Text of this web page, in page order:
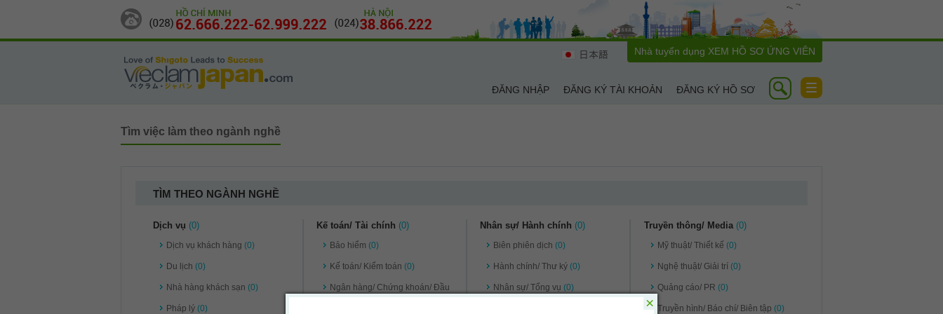
日本語 Nhà tuyển dụng XEM HỒ SƠ ỨNG VIÊN
ĐĂNG NHẬP ĐĂNG KÝ TÀI KHOẢN ĐĂNG KÝ HỒ SƠ
Toggle
navigation
Tìm việc làm theo ngành nghề
TÌM THEO NGÀNH NGHỀ
Dịch vụ (0)
Dịch vụ khách hàng (0)
Du lịch (0)
Nhà hàng khách sạn (0)
Pháp lý (0)
Kế toán/ Tài chính (0)
Bảo hiểm(0)
Kế toán/ Kiểm toán(0)
Ngân hàng/ Chứng khoán/ Đầu
Nhân sự/ Hành chính (0)
Biên phiên dịch(0)
Hành chính/ Thư ký(0)
Nhân sự/ Tổng vụ(0)
Truyền thông/ Media (0)
Mỹ thuật/ Thiết kế (0)
Nghệ thuật/ Giải trí (0)
Quảng cáo/ PR (0)
Truyền hình/ Báo chí/ Biên tập (0)
×